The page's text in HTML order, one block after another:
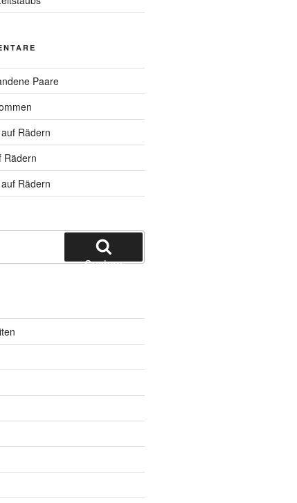
Paare
Rädern
Rädern
Rädern
Suchen